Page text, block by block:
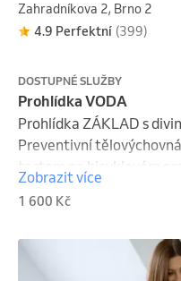
Zahradníkova 2, Brno 2
4.9 Perfektní (399)
DOSTUPNÉ SLUŽBY
Prohlídka VODA
Prohlídka ZÁKLAD s
Preventivní
testem na bicyklovém
srdce pomocí EKG a
potvrzení od lékaře ORL.
Zobrazit více
1 600 Kč